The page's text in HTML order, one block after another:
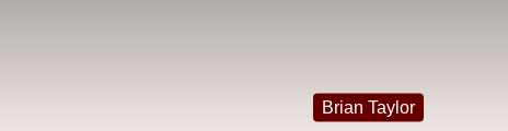
Brian Taylor